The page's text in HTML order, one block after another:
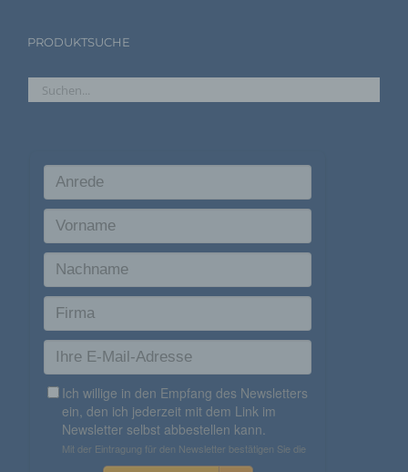
PRODUKTSUCHE
verwendeten Browsertypen und Versionen, (2) das vom
unsere Internetseite gelangt (sogenannte Referrer), (4) die
Unterwebseiten, welche über ein zugreifendes System auf
ähnliche Daten und Informationen, die der Gefahrenabwehr im
Falle von Angriffen auf unsere informationstechnologischen
Systeme dienen.
Bei der Nutzung dieser allgemeinen Daten und
Informationen ziehen wird keine Rückschlüsse auf
die betroffene Person. Diese Informationen werden
Internetseite korrekt auszuliefern, (2) die Inhalte
unserer Internetseite sowie die Werbung für diese
zu optimieren, (3) die dauerhafte
Funktionsfähigkeit unserer
informationstechnologischen Systeme und der
Technik unserer Internetseite zu gewährleisten
sowie (4) um Strafverfolgungsbehörden im Falle
eines Cyberangriffes die zur Strafverfolgung
notwendigen Informationen bereitzustellen. Diese
anonym erhobenen Daten und Informationen